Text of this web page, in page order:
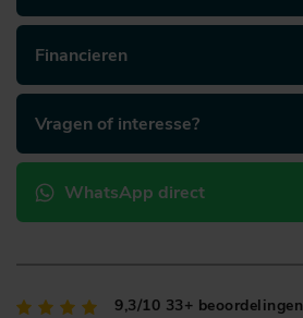
Financieren
Vragen of interesse?
WhatsApp direct
9,3/10 33+ beoordelingen